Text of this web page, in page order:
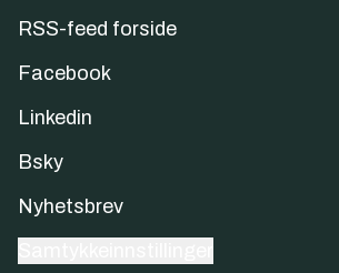
RSS-feed forside
Facebook
Linkedin
Bsky
Nyhetsbrev